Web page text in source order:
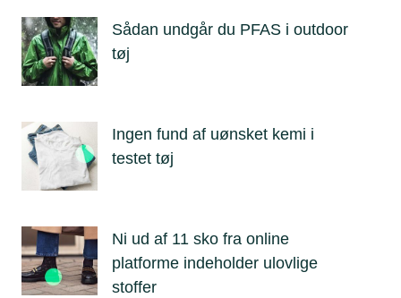
Sådan undgår du PFAS i outdoor
tøj
Ingen fund af uønsket kemi i
testet tøj
Ni ud af 11 sko fra online
platforme indeholder ulovlige
stoffer